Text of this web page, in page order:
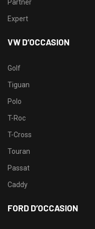
Partner
Expert
VW D’OCCASION
Golf
Tiguan
Polo
T-Roc
T-Cross
Touran
Passat
Caddy
FORD D’OCCASION